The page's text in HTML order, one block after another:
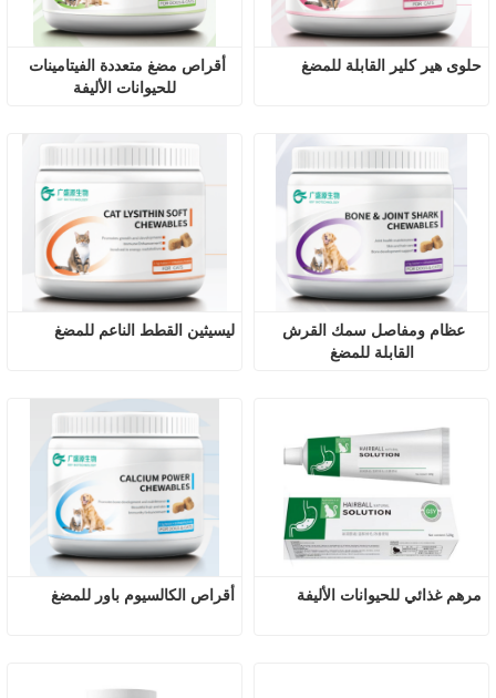
للحيوانات الأليفة
حلوى هير كلير القابلة للمضغ
ليسيثين القطط الناعم للمضغ
القابلة للمضغ
أقراص الكالسيوم باور للمضغ مرهم غذائي للحيوانات الأليفة